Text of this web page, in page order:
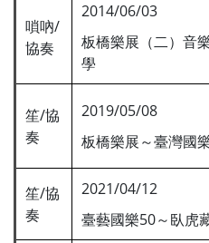
嗩吶/
協奏
2014/06/03
板橋樂展（二）音
學
笙/協
奏
2019/05/08
板橋樂展～臺灣國
笙/協
奏
2021/04/12
臺藝國樂50～臥虎